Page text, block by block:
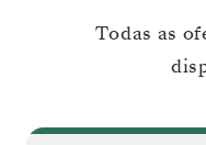
Todas as